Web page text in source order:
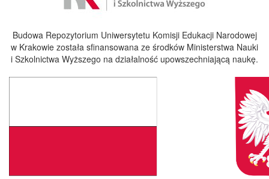
Budowa Repozytorium Uniwersytetu Komisji Edukacji Narodowej
w Krakowie została sfinansowana ze środków Ministerstwa Nauki
i Szkolnictwa Wyższego na działalność upowszechniającą naukę.